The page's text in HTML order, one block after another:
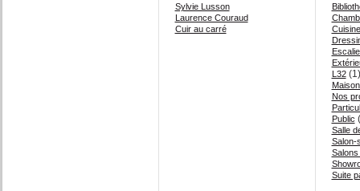
Sylvie Lusson
Laurence Couraud
Cuir au carré
Cuisine
L32(1)
Nos
Public
Salle
Salon-
Suite